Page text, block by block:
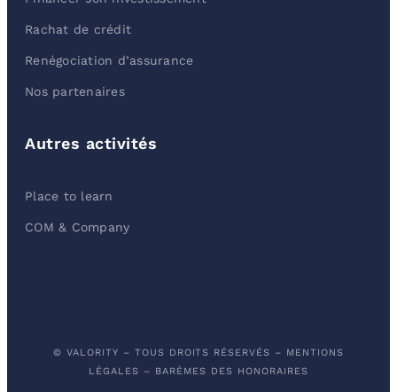
Rachat de crédit
Renégociation d’assurance
Nos partenaires
Autres activités
Place to learn
COM & Company
© VALORITY – TOUS DROITS RÉSERVÉS – MENTIONS
LÉGALES – BARÈMES DES HONORAIRES